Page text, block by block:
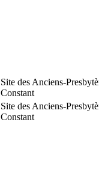
Site des Anciens-
Constant
Site des Anciens-
Constant